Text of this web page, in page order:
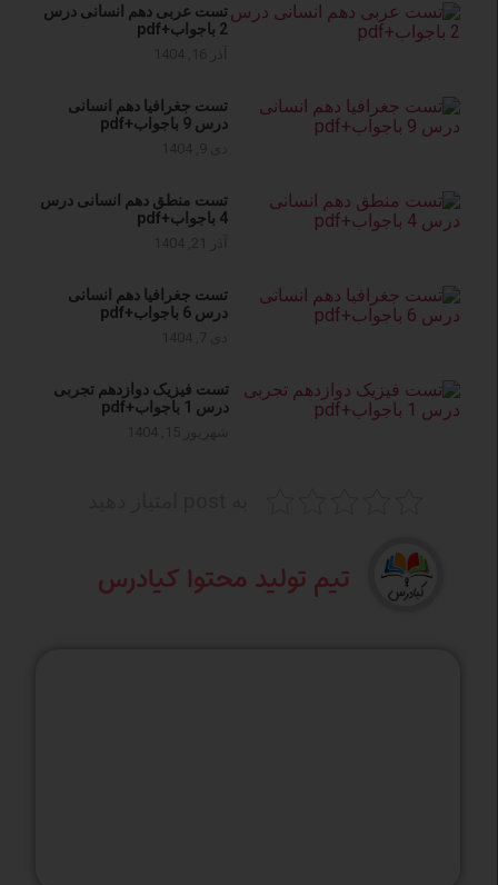
تست عربی دهم انسانی درس
2 باجواب+pdf
تست جغرافیا دهم انسانی
درس 9 باجواب+pdf
تست منطق دهم انسانی درس
4 باجواب+pdf
تست جغرافیا دهم انسانی
درس 6 باجواب+pdf
تست فیزیک دوازدهم تجربی
درس 1 باجواب+pdf
تیم تولید محتوا کیادرس